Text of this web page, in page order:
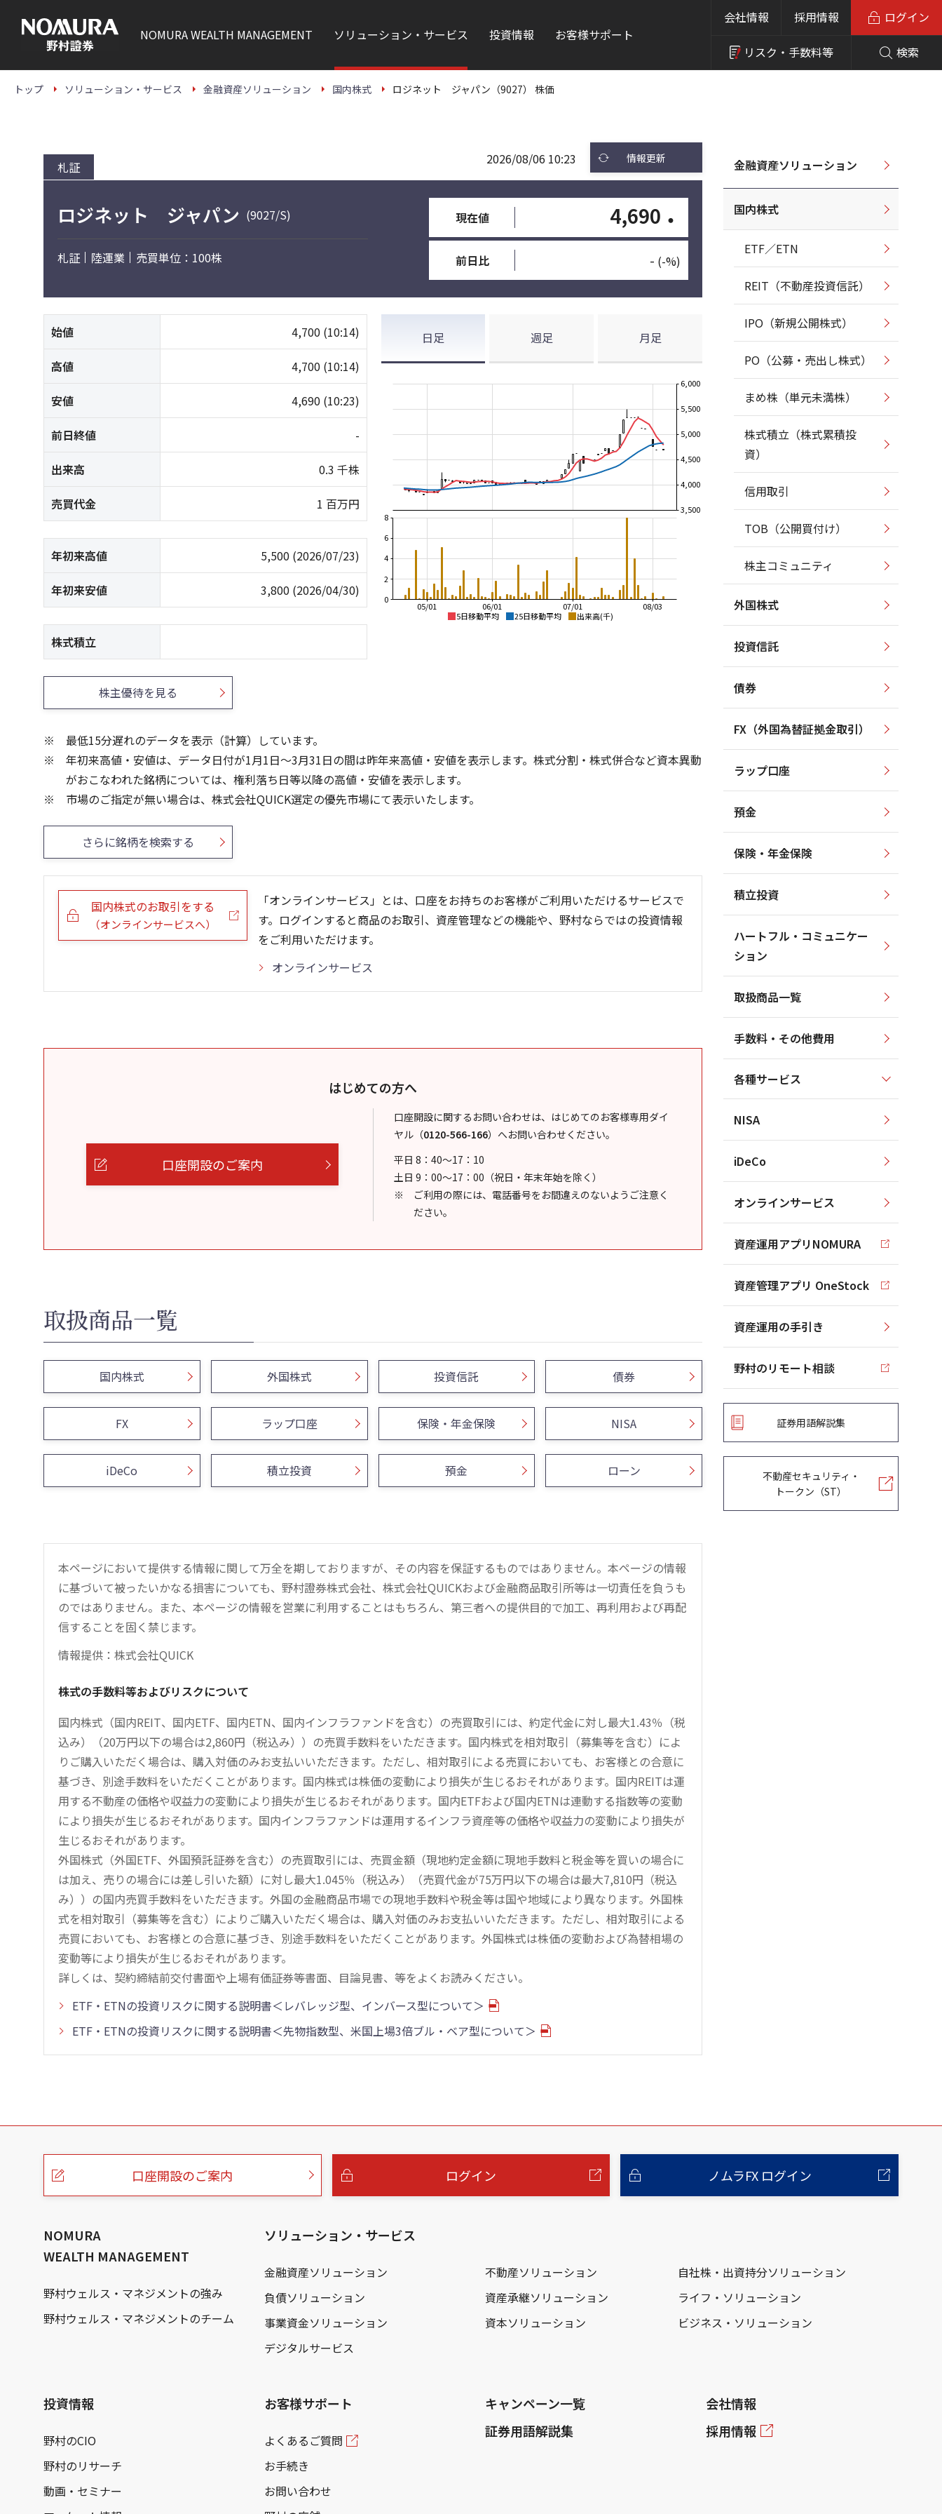
本
NOMURAWEALTH MANAGEMENT ソリューション・サービス 投資情報 お客様サポート
会社情報 採用情報
リスク・ 手数料等 検索
ログイン
トップ ソリューション・サービス 金融資産ソリューション 国内株式 ロジネット ジャパン（9027） 株価
札証 2026/08/06 10:23 情報更新
ロジネット ジャパン (9027/S)
札証 陸運業 売買単位：100株
現在値 4,690 ・
前日比 - (-%)
始値 4,700 (10:14)
高値 4,700 (10:14)
安値 4,690 (10:23)
前日終値 -
出来高 0.3 千株
売買代金 1 百万円
年初来高値 5,500 (2026/07/23)
年初来安値 3,800 (2026/04/30)
株式積立
日足 週足 月足
5日移動平均 25日移動平均 出来高(千)
08/03
07/01
06/01
05/01
3,500
4,000
4,500
5,000
5,500
6,000
0
2
4
6
8
13週移動平均 26週移動平均 出来高(千)
3,000
3
4
5ヶ月移動平均 25ヶ月移動平均 出来高(千)
2,500
4
6
株主優待を見る
最低15分遅れのデータを表示（計算）しています。
年初来高値・安値は、データ日付が1月1日～3月31日の間は昨年来高値・安値を表示します。株式分割・株式併合など資本異動
がおこなわれた銘柄については、権利落ち日等以降の高値・安値を表示します。
市場のご指定が無い場合は、株式会社QUICK選定の優先市場にて表示いたします。
さらに銘柄を検索する
国内株式のお取引をする
（オンラインサービスへ）
「オンラインサービス」とは、口座をお持ちのお客様がご利用いただけるサービスで
す。ログインすると商品のお取引、資産管理などの機能や、野村ならではの投資情報
をご利用いただけます。
オンラインサービス
はじめての方へ
口座開設のご案内
口座開設に関するお問い合わせは、はじめてのお客様専用ダイ
ヤル （0120-566-166） へお問い合わせください。
平日 8：40～17：10
土日 9：00～17：00（祝日・年末年始を除く）
ご利用の際には、電話番号をお間違えのないようご注意く
ださい。
取扱商品一覧
国内株式 外国株式 投資信託 債券
FX ラップ口座 保険・年金保険 NISA
iDeCo 積立投資 預金 ローン
本ページにおいて提供する情報に関して万全を期しておりますが、その内容を保証するものではありません。本ページの情報
に基づいて被ったいかなる損害についても、野村證券株式会社、株式会社QUICKおよび金融商品取引所等は一切責任を負うも
のではありません。また、本ページの情報を営業に利用することはもちろん、第三者への提供目的で加工、再利用および再配
信することを固く禁じます。
情報提供：株式会社QUICK
株式の手数料等およびリスクについて
国内株式（国内REIT、国内ETF、国内ETN、国内インフラファンドを含む）の売買取引には、約定代金に対し最大1.43％（税
込み）（20万円以下の場合は2,860円（税込み））の売買手数料をいただきます。国内株式を相対取引（募集等を含む）によ
りご購入いただく場合は、購入対価のみお支払いいただきます。ただし、相対取引による売買においても、お客様との合意に
基づき、別途手数料をいただくことがあります。国内株式は株価の変動により損失が生じるおそれがあります。国内REITは運
用する不動産の価格や収益力の変動により損失が生じるおそれがあります。国内ETFおよび国内ETNは連動する指数等の変動
により損失が生じるおそれがあります。国内インフラファンドは運用するインフラ資産等の価格や収益力の変動により損失が
生じるおそれがあります。
外国株式（外国ETF、外国預託証券を含む）の売買取引には、売買金額（現地約定金額に現地手数料と税金等を買いの場合に
は加え、売りの場合には差し引いた額）に対し最大1.045％（税込み）（売買代金が75万円以下の場合は最大7,810円（税込
み））の国内売買手数料をいただきます。外国の金融商品市場での現地手数料や税金等は国や地域により異なります。外国株
式を相対取引（募集等を含む）によりご購入いただく場合は、購入対価のみお支払いいただきます。ただし、相対取引による
売買においても、お客様との合意に基づき、別途手数料をいただくことがあります。外国株式は株価の変動および為替相場の
変動等により損失が生じるおそれがあります。
詳しくは、契約締結前交付書面や上場有価証券等書面、目論見書、等をよくお読みください。
ETF・ETNの投資リスクに関する説明書＜レバレッジ型、インバース型について＞
ETF・ETNの投資リスクに関する説明書＜先物指数型、米国上場3倍ブル・ベア型について＞
金融資産ソリューション
国内株式
ETF／ETN
REIT（不動産投資信託）
IPO（新規公開株式）
PO（公募・売出し株式）
まめ株（単元未満株）
株式積立（株式累積投
資）
信用取引
TOB（公開買付け）
株主コミュニティ
外国株式
投資信託
債券
FX（外国為替証拠金取引）
ラップ口座
預金
保険・年金保険
積立投資
ハートフル・コミュニケー
ション
取扱商品一覧
手数料・その他費用
各種サービス
NISA
iDeCo
オンラインサービス
資産運用アプリNOMURA
資産管理アプリ OneStock
資産運用の手引き
野村のリモート相談
証券用語解説集
不動産セキュリティ・
トークン（ST）
こ
口座開設のご案内 ログイン ノムラFX ログイン
NOMURA
WEALTH MANAGEMENT
野村ウェルス・マネジメントの強み
野村ウェルス・マネジメントのチーム
ソリューション・サービス
金融資産ソリューション 不動産ソリューション
自社株・出資持分ソリューション
負債ソリューション
資産承継ソリューション
ライフ・ソリューション
事業資金ソリューション
資本ソリューション
ビジネス・ソリューション
デジタルサービス
投資情報
野村のCIO
野村のリサーチ
動画・セミナー
お客様サポート
よくあるご質問
お手続き
お問い合わせ
キャンペーン一覧
証券用語解説集
会社情報
採用情報